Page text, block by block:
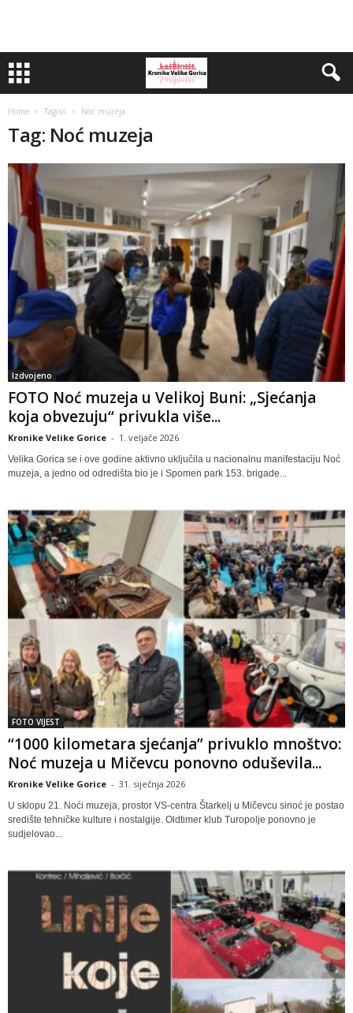
Home Tagovi Noć muzeja
Tag: Noć muzeja
Izdvojeno
FOTO Noć muzeja u Velikoj Buni: „Sjećanja
koja obvezuju“ privukla više...
Kronike Velike Gorice - 1. veljače 2026
Velika Gorica se i ove godine aktivno uključila u nacionalnu manifestaciju Noć
muzeja, a jedno od odredišta bio je i Spomen park 153. brigade...
FOTO VIJEST
“1000 kilometara sjećanja” privuklo mnoštvo:
Noć muzeja u Mičevcu ponovno oduševila...
Kronike Velike Gorice - 31. siječnja 2026
U sklopu 21. Noći muzeja, prostor VS-centra Štarkelj u Mičevcu sinoć je postao
središte tehničke kulture i nostalgije. Oldtimer klub Turopolje ponovno je
sudjelovao...